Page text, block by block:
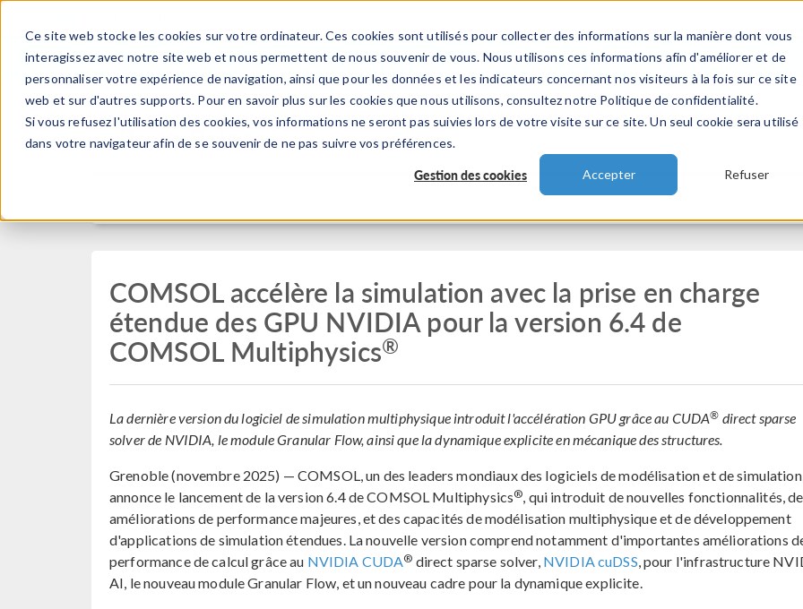
Ce site web stocke les cookies sur votre ordinateur. Ces cookies sont utilisés pour collecter des informations sur la manière dont vous
interagissez avec notre site web et nous permettent de nous souvenir de vous. Nous utilisons ces informations afin d'améliorer et de
personnaliser votre expérience de navigation, ainsi que pour les données et les indicateurs concernant nos visiteurs à la fois sur ce site
web et sur d'autres supports. Pour en savoir plus sur les cookies que nous utilisons, consultez notre Politique de confidentialité.
Si vous refusez l'utilisation des cookies, vos informations ne seront pas suivies lors de votre visite sur ce site. Un seul cookie sera utilisé
dans votre navigateur afin de se souvenir de ne pas suivre vos préférences.
Gestion des cookies Accepter Refuser
PRODUITS INDUSTRIES VIDEOS EVENEMENTS
Press Release
COMSOL accélère la simulation avec la prise en charge
étendue des GPU NVIDIA pour la version 6.4 de
COMSOL Multiphysics®
La dernière version du logiciel de simulation multiphysique introduit l'accélération GPU grâce au CUDA® direct sparse
solver de NVIDIA, le module Granular Flow, ainsi que la dynamique explicite en mécanique des structures.
Grenoble (novembre 2025) — COMSOL, un des leaders mondiaux des logiciels de modélisation et de
annonce le lancement de la version 6.4 de COMSOL Multiphysics®, qui introduit de nouvelles fonctionnalités,
améliorations de performance majeures, et des capacités de modélisation multiphysique et de développement
d'applications de simulation étendues. La nouvelle version comprend notamment d'importantes améliorations
performance de calcul grâce au NVIDIA CUDA® direct sparse solver, NVIDIA cuDSS, pour l'infrastructure
AI, le nouveau module Granular Flow, et un nouveau cadre pour la dynamique explicite.